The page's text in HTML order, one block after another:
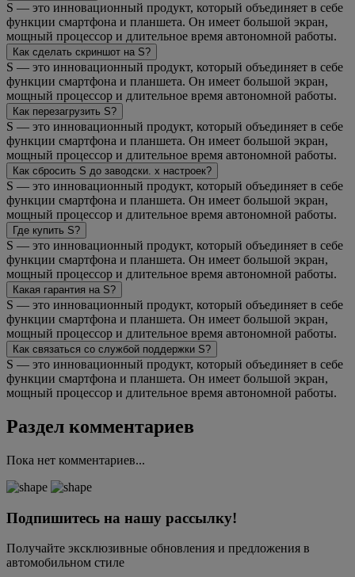
S — это инновационный продукт, который объединяет в себе
функции смартфона и планшета. Он имеет большой экран,
мощный процессор и длительное время автономной работы.
Как сделать скриншот на S?
S — это инновационный продукт, который объединяет в себе
функции смартфона и планшета. Он имеет большой экран,
мощный процессор и длительное время автономной работы.
Как перезагрузить S?
S — это инновационный продукт, который объединяет в себе
функции смартфона и планшета. Он имеет большой экран,
мощный процессор и длительное время автономной работы.
Как сбросить S до заводски. х настроек?
S — это инновационный продукт, который объединяет в себе
функции смартфона и планшета. Он имеет большой экран,
мощный процессор и длительное время автономной работы.
Где купить S?
S — это инновационный продукт, который объединяет в себе
функции смартфона и планшета. Он имеет большой экран,
мощный процессор и длительное время автономной работы.
Какая гарантия на S?
S — это инновационный продукт, который объединяет в себе
функции смартфона и планшета. Он имеет большой экран,
мощный процессор и длительное время автономной работы.
Как связаться со службой поддержки S?
S — это инновационный продукт, который объединяет в себе
функции смартфона и планшета. Он имеет большой экран,
мощный процессор и длительное время автономной работы.
Раздел комментариев
Пока нет комментариев...
Подпишитесь на нашу рассылку!
Получайте эксклюзивные обновления и предложения в
автомобильном стиле